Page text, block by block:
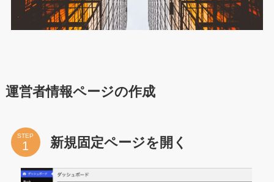
運営者情報ページの作成
STEP 新規固定ページを開く